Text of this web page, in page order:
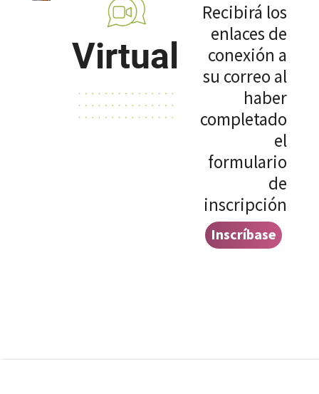
Virtual
Recibirá los
enlaces de
conexión a
su correo al
haber
completado
el
formulario
de
inscripción
Inscríbase